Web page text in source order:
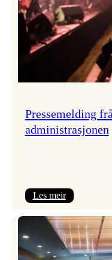
Pressemelding
administrasjonen
Les meir:
frå
Vossa
Jazz